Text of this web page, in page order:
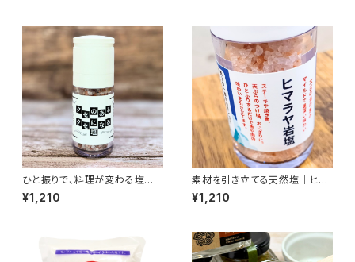
ひと振りで、料理が変わる塩｜
クセのあるクセになる塩｜ミネ
ラルを含むブレンド岩塩｜料理
¥1,210
素材を引き立てる天然塩｜ヒマ
ラヤ岩塩｜天然ミネラル豊富な
ピンクソルト｜料理用・丁寧な暮
¥1,210